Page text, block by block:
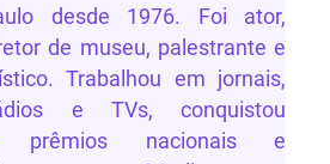
desde 1976. Foi ator,
de museu, palestrante e
Trabalhou em jornais,
e TVs, conquistou
prêmios nacionais e